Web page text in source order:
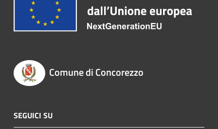
Comune di Concorezzo
SEGUICI SU